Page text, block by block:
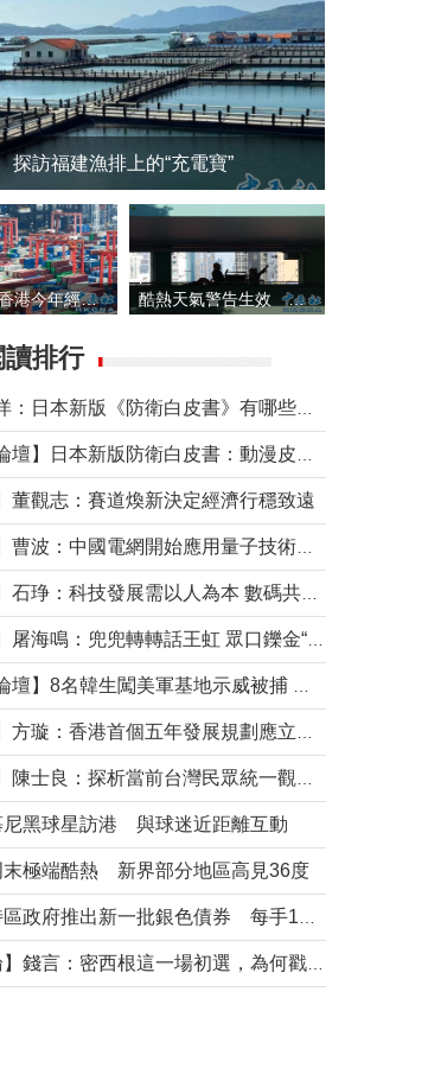
探訪福建漁排上的“充電寶”
滙豐上調香港今年經濟增長預測至4.5% 酷熱天氣警告生效 本港高溫持續至下周
讀排行
董觀志：賽道煥新決定經濟行穩致遠
尼黑球星訪港 與球迷近距離互動
末極端酷熱 新界部分地區高見36度